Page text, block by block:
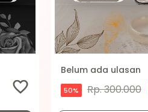
Belum ada ulasan
50% Rp. 300.000